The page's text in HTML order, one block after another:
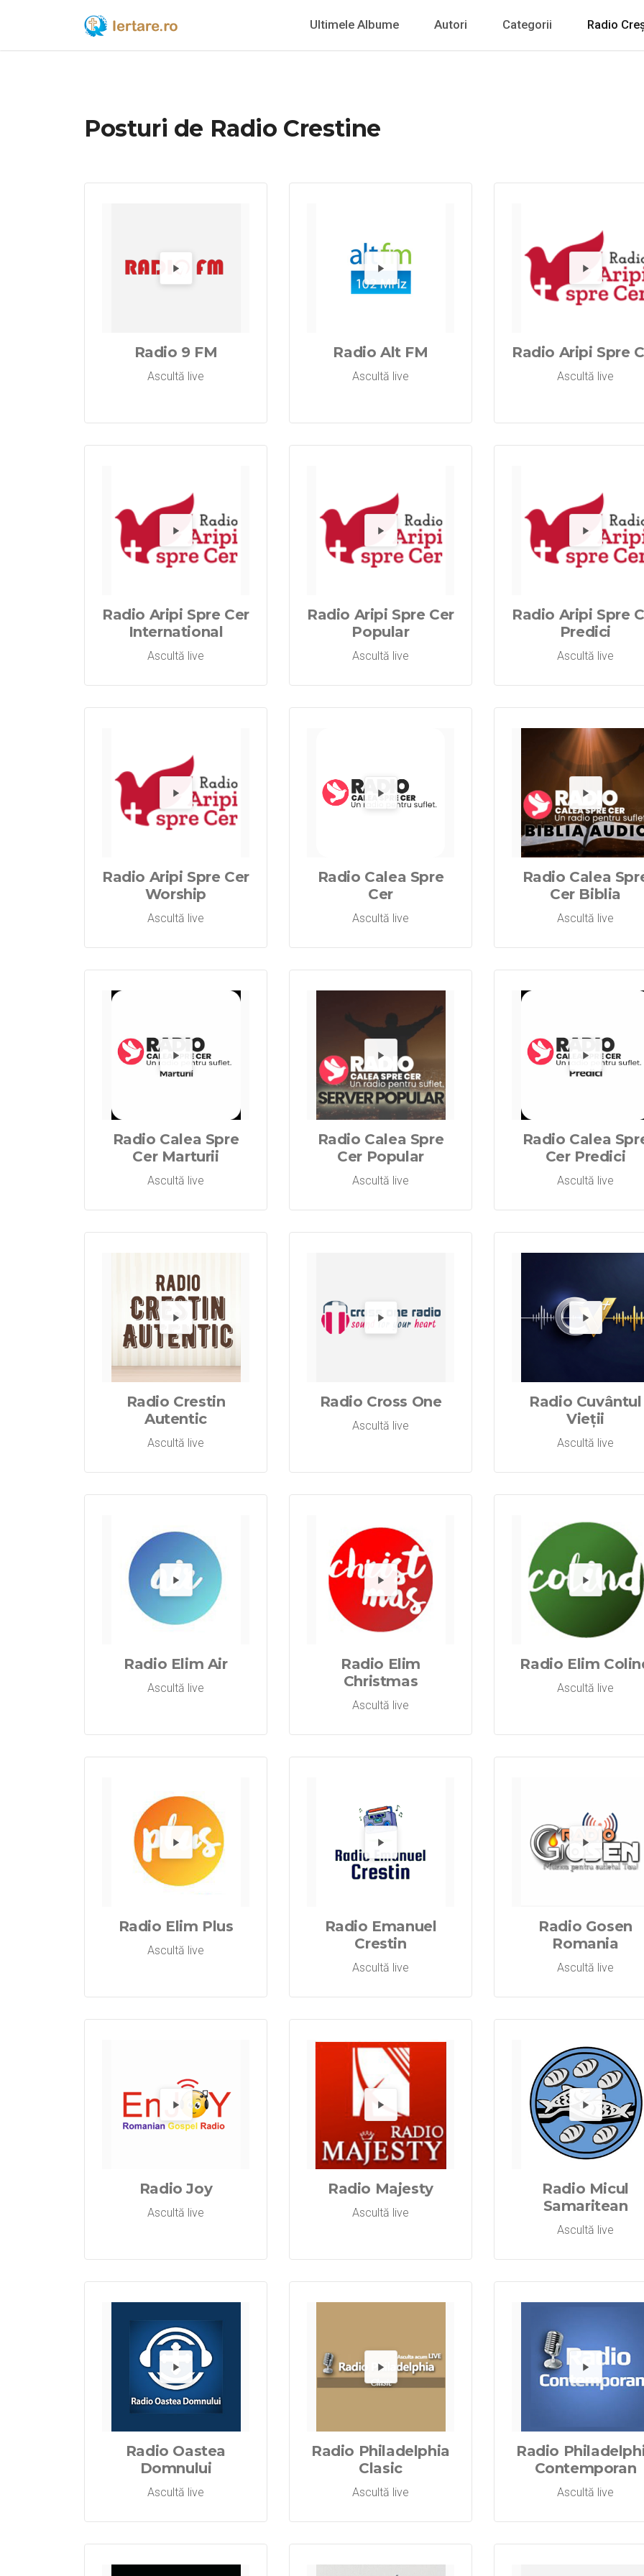
Ultimele Albume Autori Categorii Radio
Posturi de Radio Crestine
Redă Radio 9 FM
Radio 9 FM
Ascultă live
Redă
Radio Alt FM
Ascultă live
Radio Aripi Spre
Ascultă live
Redă Radio Aripi
Radio Aripi Spre Cer
International
Ascultă live
Redă
Radio Aripi Spre Cer
Popular
Ascultă live
Radio Aripi Spre
Predici
Ascultă live
Redă Radio Aripi
Radio Aripi Spre Cer
Worship
Ascultă live
Redă
Radio Calea Spre
Cer
Ascultă live
Radio Calea
Cer Biblia
Ascultă live
Redă Radio
Radio Calea Spre
Cer Marturii
Ascultă live
Redă
Radio Calea Spre
Cer Popular
Ascultă live
Radio Calea
Cer Predici
Ascultă live
Redă Radio
Radio Crestin
Autentic
Ascultă live
Redă
Radio Cross One
Ascultă live
Radio Cuvântul
Vieții
Ascultă live
Redă Radio Elim
Radio Elim Air
Ascultă live
Redă
Radio Elim
Christmas
Ascultă live
Radio Elim
Ascultă live
Redă Radio Elim
Radio Elim Plus
Ascultă live
Redă
Radio Emanuel
Crestin
Ascultă live
Radio Gosen
Romania
Ascultă live
Redă Radio Joy
Radio Joy
Ascultă live
Redă
Radio Majesty
Ascultă live
Radio Micul
Samaritean
Ascultă live
Redă Radio
Radio Oastea
Domnului
Ascultă live
Redă
Radio Philadelphia
Clasic
Ascultă live
Radio
Contemporan
Ascultă live